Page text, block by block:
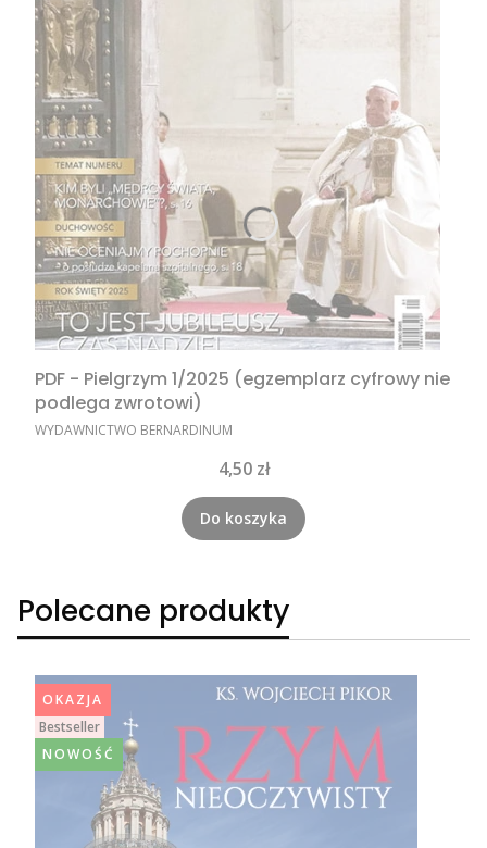
PDF - Pielgrzym 1/2025 (egzemplarz cyfrowy nie
podlega zwrotowi)
PRODUCENT
WYDAWNICTWO BERNARDINUM
Cena
4,50 zł
Do koszyka
Polecane produkty
OKAZJA
Bestseller
NOWOŚĆ